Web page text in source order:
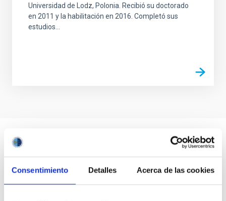
Consentimiento Detalles Acerca de las cookies
Universidad de Lodz, Polonia. Recibió su doctorado
en 2011 y la habilitación en 2016. Completó sus
estudios...